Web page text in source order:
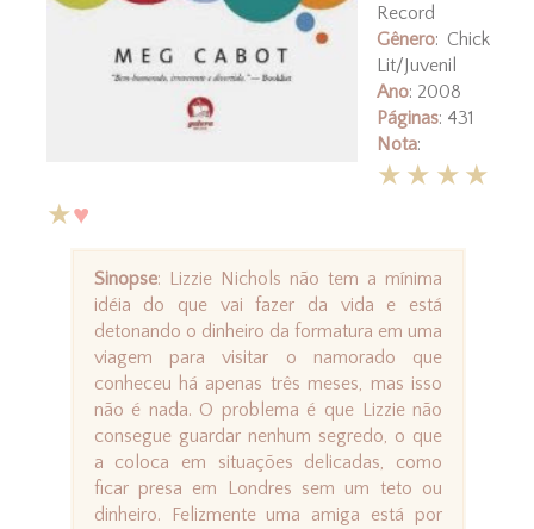
Record
Gênero: Chick
Lit/Juvenil
Ano: 2008
Páginas: 431
Nota:
★★★★
★♥
Sinopse: Lizzie Nichols não tem a mínima
idéia do que vai fazer da vida e está
detonando o dinheiro da formatura em uma
viagem para visitar o namorado que
conheceu há apenas três meses, mas isso
não é nada. O problema é que Lizzie não
consegue guardar nenhum segredo, o que
a coloca em situações delicadas, como
ficar presa em Londres sem um teto ou
dinheiro. Felizmente uma amiga está por